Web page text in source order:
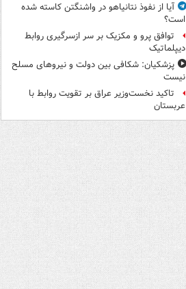
آیا از نفوذ نتانیاهو در واشنگتن کاسته شده
است؟
توافق پرو و مکزیک بر سر ازسرگیری روابط
دیپلماتیک
پزشکیان: شکافی بین دولت و نیروهای مسلح
نیست
تاکید نخست‌وزیر عراق بر تقویت روابط با
عربستان